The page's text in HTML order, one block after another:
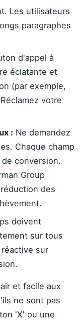
Les utilisateurs
paragraphes
d'appel à
éclatante et
(par exemple,
votre
: Ne demandez
Chaque champ
conversion.
Group
des
doivent
sur tous
sur
et facile aux
ne sont pas
'X' ou une